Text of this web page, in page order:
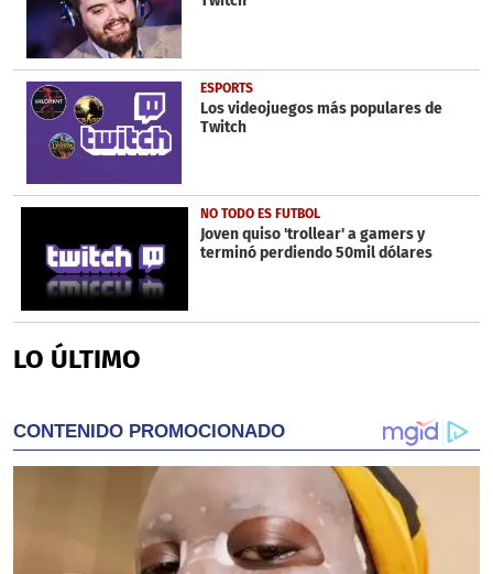
ESPORTS
Los videojuegos más populares de
Twitch
NO TODO ES FUTBOL
Joven quiso 'trollear' a gamers y
terminó perdiendo 50mil dólares
LO ÚLTIMO